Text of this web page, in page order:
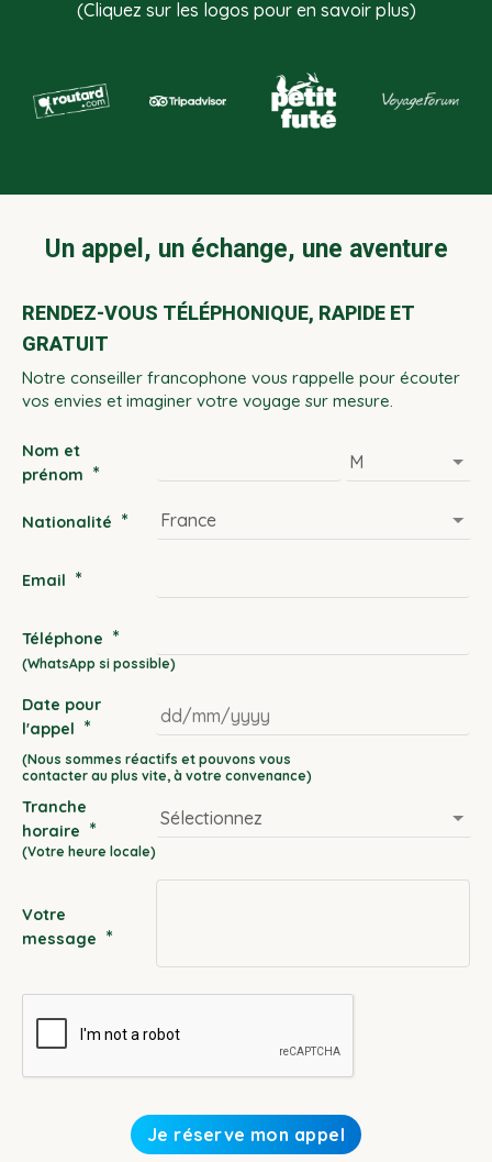
(Cliquez sur les logos pour en savoir plus)
Un appel, un échange, une aventure
RENDEZ-VOUS TÉLÉPHONIQUE, RAPIDE ET
GRATUIT
Notre conseiller francophone vous rappelle pour écouter
vos envies et imaginer votre voyage sur mesure.
Nom et
prénom *
Nationalité *
Email *
Téléphone *
Date pour
l'appel *
DD
slash
MM
slash
Tranche
horaire *
Votre
message *